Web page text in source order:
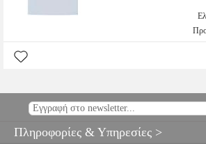
Πληροφορίες & Υπηρεσίες >